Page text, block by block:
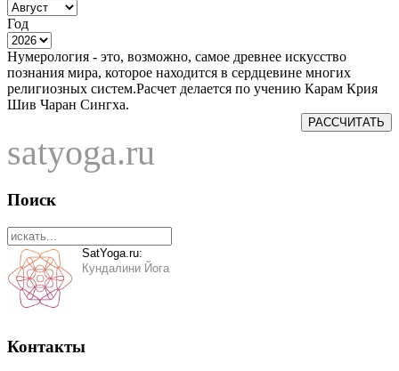
Год
Нумерология - это, возможно, самое древнее искусство
познания мира, которое находится в сердцевине многих
религиозных систем.Расчет делается по учению Карам Крия
Шив Чаран Сингха.
РАССЧИТАТЬ
satyoga.ru
Поиск
SatYoga.ru:
Кундалини Йога
Контакты